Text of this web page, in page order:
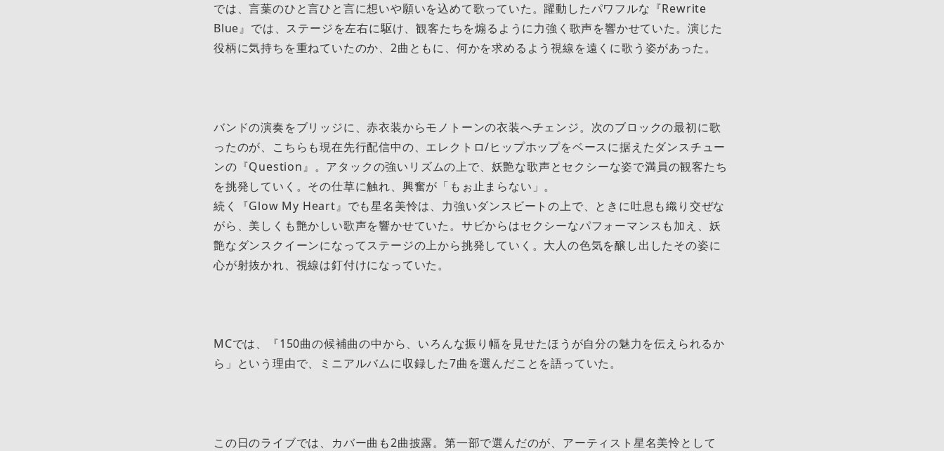
では、言葉のひと言ひと言に想いや願いを込めて歌っていた。躍動したパワフルな『Rewrite
Blue』では、ステージを左右に駆け、観客たちを煽るように力強く歌声を響かせていた。演じた
役柄に気持ちを重ねていたのか、2曲ともに、何かを求めるよう視線を遠くに歌う姿があった。
バンドの演奏をブリッジに、赤衣装からモノトーンの衣装へチェンジ。次のブロックの最初に歌
ったのが、こちらも現在先行配信中の、エレクトロ/ヒップホップをベースに据えたダンスチュー
ンの『Question』。アタックの強いリズムの上で、妖艶な歌声とセクシーな姿で満員の観客たち
を挑発していく。その仕草に触れ、興奮が「もぉ止まらない」。
続く『Glow My Heart』でも星名美怜は、力強いダンスビートの上で、ときに吐息も織り交ぜな
がら、美しくも艶かしい歌声を響かせていた。サビからはセクシーなパフォーマンスも加え、妖
艶なダンスクイーンになってステージの上から挑発していく。大人の色気を醸し出したその姿に
心が射抜かれ、視線は釘付けになっていた。
MCでは、『150曲の候補曲の中から、いろんな振り幅を見せたほうが自分の魅力を伝えられるか
ら」という理由で、ミニアルバムに収録した7曲を選んだことを語っていた。
この日のライブでは、カバー曲も2曲披露。第一部で選んだのが、アーティスト星名美怜として